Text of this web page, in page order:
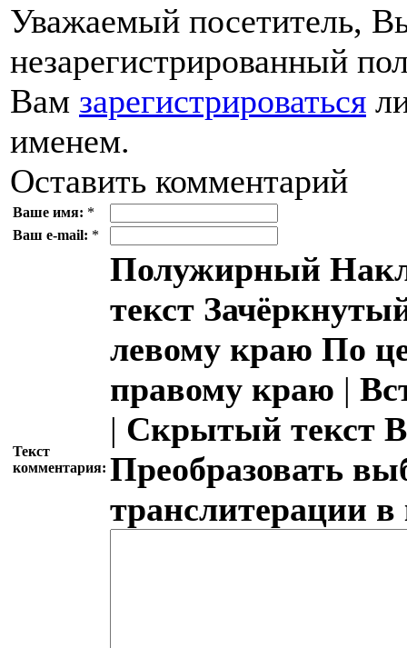
Уважаемый посетитель,
незарегистрированный
Вам зарегистрироваться
именем.
Оставить комментарий
Ваше имя: *
Ваш e-mail: *
Текст
комментария:
Полужирный
текст
левому краю По
правому краю |
| Скрытый текст
Преобразовать
транслитерации